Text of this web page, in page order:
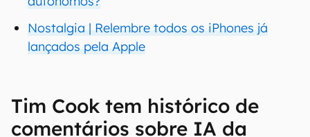
Nostalgia | Relembre todos os iPhones já
lançados pela Apple
Tim Cook tem histórico de
comentários sobre IA da